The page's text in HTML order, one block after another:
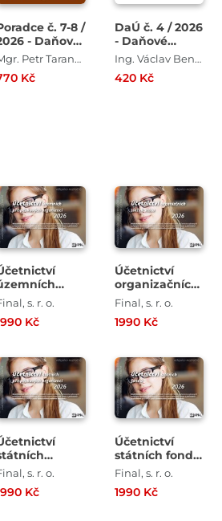
č. 7-8 /
- Daňový
s
komentářem
Mgr. Petr Taranda
Kč
DaÚ č. 4 / 2026
- Daňové
přiznání FO a
PO za rok 2025
Ing. Václav Benda , Ing. Martin Děrgel , Ing. Ivan Macháček , Ing. Antonín Daněk
420 Kč
organizací
s. r. o.
Kč
Účetnictví
organizačních
složek státu
2026
Final, s. r. o.
1990 Kč
organizací
s. r. o.
Kč
Účetnictví
státních fondů
2026
Final, s. r. o.
1990 Kč